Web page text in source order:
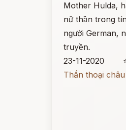
Mother Hulda,
nữ thần trong
người German,
truyền.
23-11-2020
Thần thoại